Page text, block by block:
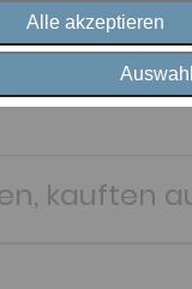
Alle akzeptieren
kauften